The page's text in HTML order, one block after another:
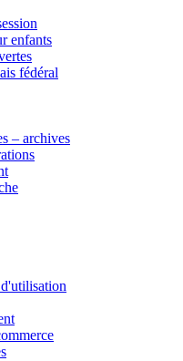
enfants
fédéral
– archives